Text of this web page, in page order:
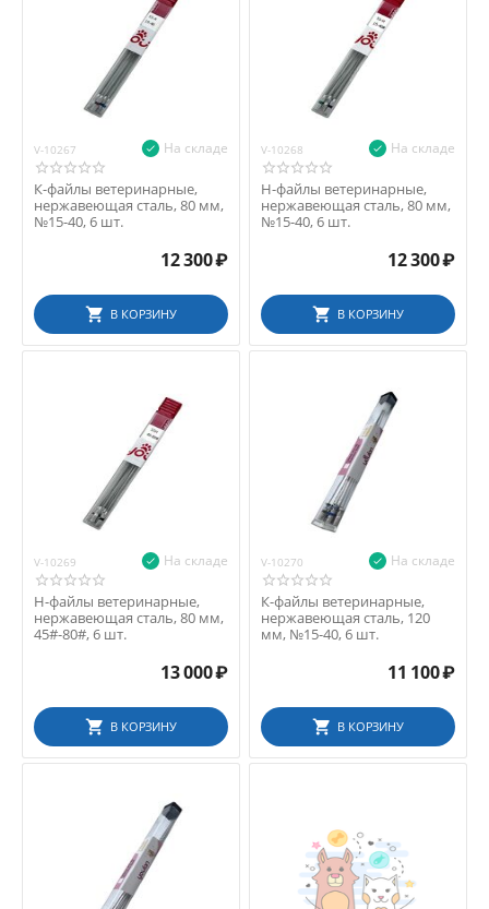
V-10267 На складе
К-файлы ветеринарные,
нержавеющая сталь, 80 мм,
№15-40, 6 шт.
12 300₽
В КОРЗИНУ
V-10268 На складе
Н-файлы ветеринарные,
нержавеющая сталь, 80 мм,
№15-40, 6 шт.
12 300₽
В КОРЗИНУ
V-10269 На складе
H-файлы ветеринарные,
нержавеющая сталь, 80 мм,
45#-80#, 6 шт.
13 000₽
В КОРЗИНУ
V-10270 На складе
К-файлы ветеринарные,
нержавеющая сталь, 120
мм, №15-40, 6 шт.
11 100₽
В КОРЗИНУ